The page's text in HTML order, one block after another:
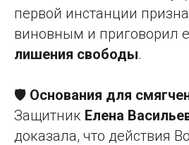
первой инстанции
виновным и приговорил
лишения свободы.
🛡️ Основания для
Защитник Елена
доказала, что действия